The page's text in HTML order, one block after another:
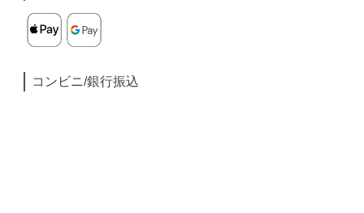
コンビニ/銀行振込